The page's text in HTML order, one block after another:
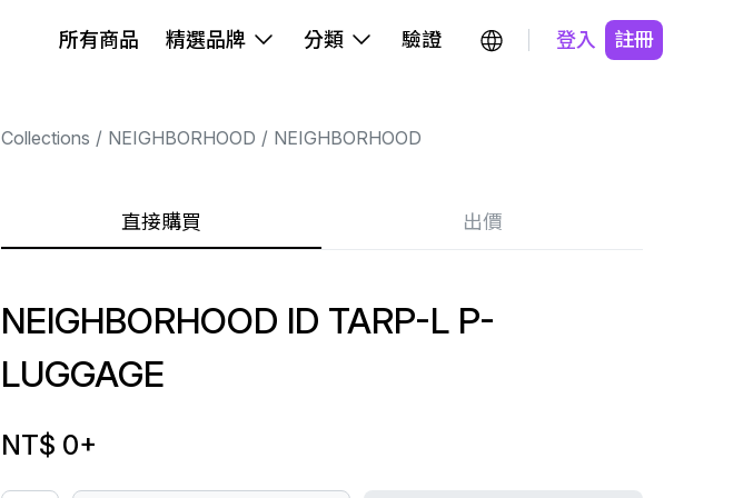
所有商品 精選品牌 分類 驗證 登入 註冊
Collections NEIGHBORHOOD NEIGHBORHOOD
直接購買 出價
NEIGHBORHOOD ID TARP-L P-
LUGGAGE
NT$ 0+